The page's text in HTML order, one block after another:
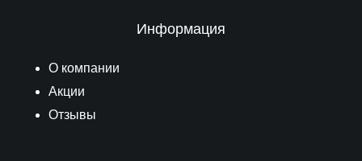
Информация
О компании
Акции
Отзывы